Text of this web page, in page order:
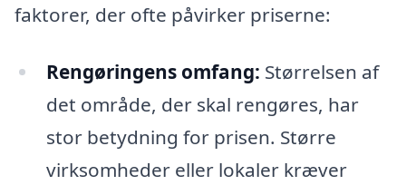
faktorer, der ofte påvirker priserne:
Rengøringens omfang: Størrelsen af
det område, der skal rengøres, har
stor betydning for prisen. Større
virksomheder eller lokaler kræver